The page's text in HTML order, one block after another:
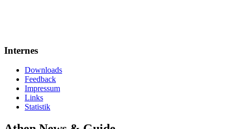
Internes
Downloads
Feedback
Impressum
Links
Statistik